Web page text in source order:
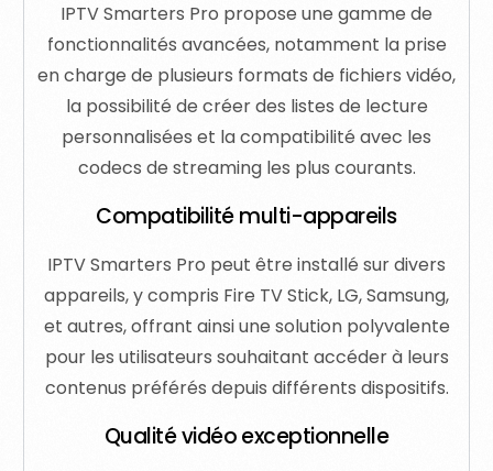
IPTV Smarters Pro propose une gamme de
fonctionnalités avancées, notamment la prise
en charge de plusieurs formats de fichiers vidéo,
la possibilité de créer des listes de lecture
personnalisées et la compatibilité avec les
codecs de streaming les plus courants.
Compatibilité multi-appareils
IPTV Smarters Pro peut être installé sur divers
appareils, y compris Fire TV Stick, LG, Samsung,
et autres, offrant ainsi une solution polyvalente
pour les utilisateurs souhaitant accéder à leurs
contenus préférés depuis différents dispositifs.
Qualité vidéo exceptionnelle